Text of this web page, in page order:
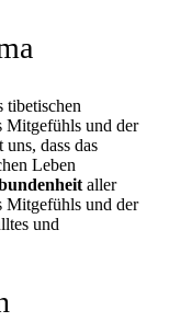
tibetischen
Mitgefühls und der
dass das
Leben
aller
Mitgefühls und der
und